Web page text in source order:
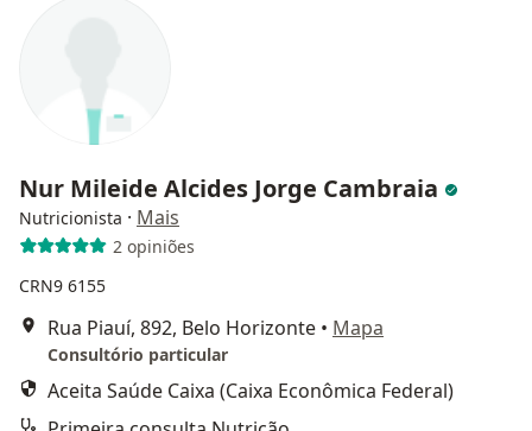
Nur Mileide Alcides Jorge Cambraia
Nutricionista · Mais
2 opiniões
CRN9 6155
Rua Piauí, 892, Belo Horizonte • Mapa
Consultório particular
Aceita Saúde Caixa (Caixa Econômica Federal)